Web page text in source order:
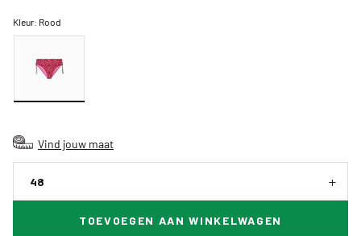
Kleur: Rood
Vind jouw maat
48
TOEVOEGEN AAN WINKELWAGEN